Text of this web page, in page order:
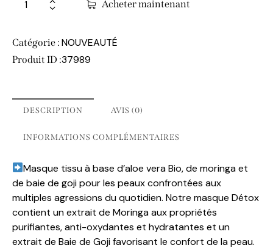
Acheter maintenant
Catégorie : NOUVEAUTÉ
Produit ID :37989
DESCRIPTION AVIS (0)
INFORMATIONS COMPLÉMENTAIRES
Masque tissu à base d’aloe vera Bio, de moringa et
de baie de goji pour les peaux confrontées aux
multiples agressions du quotidien. Notre masque Détox
contient un extrait de Moringa aux propriétés
purifiantes, anti-oxydantes et hydratantes et un
extrait de Baie de Goji favorisant le confort de la peau.